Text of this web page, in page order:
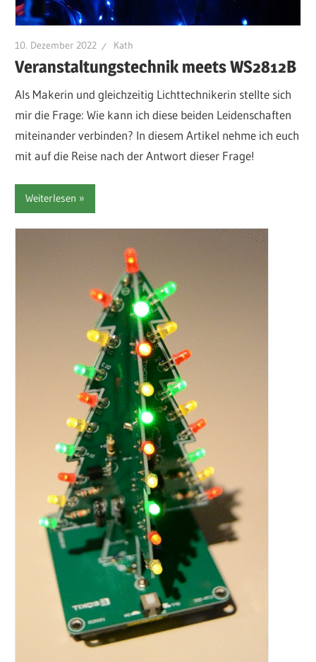
10. Dezember 2022 Kath
Veranstaltungstechnik meets WS2812B
Als Makerin und gleichzeitig Lichttechnikerin stellte sich
mir die Frage: Wie kann ich diese beiden Leidenschaften
miteinander verbinden? In diesem Artikel nehme ich euch
mit auf die Reise nach der Antwort dieser Frage!
Weiterlesen